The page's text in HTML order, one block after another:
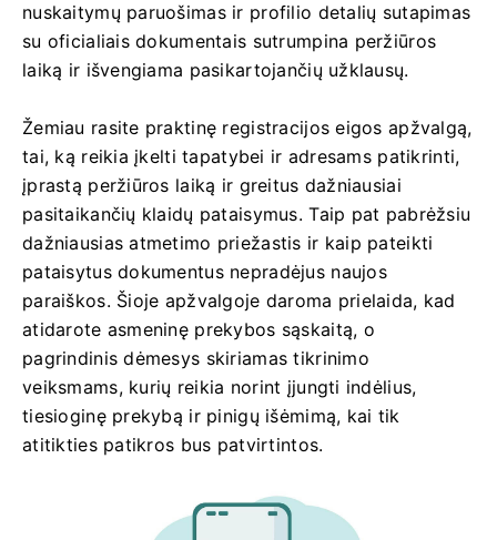
nuskaitymų paruošimas ir profilio detalių sutapimas
su oficialiais dokumentais sutrumpina peržiūros
laiką ir išvengiama pasikartojančių užklausų.
Žemiau rasite praktinę registracijos eigos apžvalgą,
tai, ką reikia įkelti tapatybei ir adresams patikrinti,
įprastą peržiūros laiką ir greitus dažniausiai
pasitaikančių klaidų pataisymus. Taip pat pabrėžsiu
dažniausias atmetimo priežastis ir kaip pateikti
pataisytus dokumentus nepradėjus naujos
paraiškos. Šioje apžvalgoje daroma prielaida, kad
atidarote asmeninę prekybos sąskaitą, o
pagrindinis dėmesys skiriamas tikrinimo
veiksmams, kurių reikia norint įjungti indėlius,
tiesioginę prekybą ir pinigų išėmimą, kai tik
atitikties patikros bus patvirtintos.